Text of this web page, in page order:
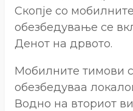
Скопје со
обезбедување се
Денот на дрвото.
Мобилните тимови
обезбедуваа
Водно на вториот